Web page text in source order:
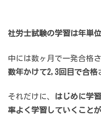
社労士試験の学習は年単
中には数ヶ月で一発合格
数年かけて2,3回目で合格
それだけに、
はじめに学
率よく学習していくこと